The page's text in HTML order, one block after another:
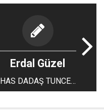
Erdal Güzel
HAS DADAŞ TUNCER
AKTAŞ